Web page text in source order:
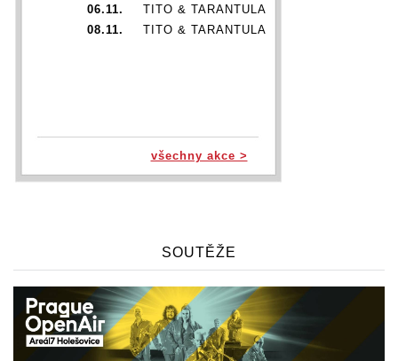
06.11.
TITO & TARANTULA
08.11.
TITO & TARANTULA
všechny akce >
SOUTĚŽE